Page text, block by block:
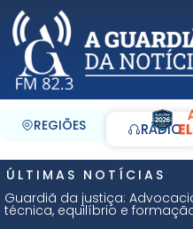
REGIÕES RÁDIO
ÚLTIMAS NOTÍCIAS
Guardiã da justiça:
técnica, equilíbrio e